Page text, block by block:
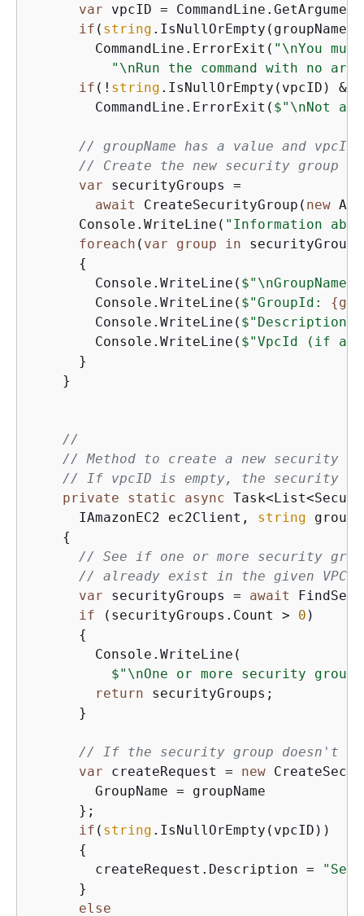
var vpcID =
if ( string .IsNullOrEmpty(groupName))
        CommandLine.ErrorExit(
"\nYou
"\nRun the command with no
if (! string .IsNullOrEmpty(vpcID)
        CommandLine.ErrorExit(
$"\nNot a
// groupName has a value and
// Create the new security group
var securityGroups =
await
CreateSecurityGroup( new
      Console.WriteLine(
"Information
foreach ( var group in
{
        Console.WriteLine(
$"\nGroupName:
        Console.WriteLine(
$"GroupId: {
        Console.WriteLine(
$"Description:
        Console.WriteLine(
$"VpcId (if
      }
    }
//
// Method to create a new security
// If vpcID is empty, the security
private
static async
      IAmazonEC2 ec2Client,
string
{
// See if one or more security
// already exist in the given
var securityGroups = await
if (securityGroups.Count > 0 )
{
        Console.WriteLine(
$"\nOne or more security
return securityGroups;
      }
// If the security group doesn't
var createRequest = new
        GroupName = groupName
      };
if ( string .IsNullOrEmpty(vpcID))
{
        createRequest.Description =
      }
else